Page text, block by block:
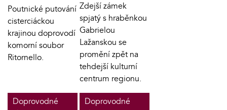
Poutnické putování
cisterciáckou
krajinou doprovodí
komorní soubor
Ritornello.
Zdejší zámek
spjatý s hraběnkou
Gabrielou
Lažanskou se
promění zpět na
tehdejší kulturní
centrum regionu.
Doprovodné
Doprovodné